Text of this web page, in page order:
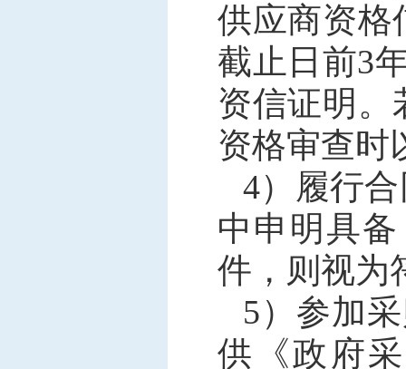
供应商资格
截止日前3
资信证明。
资格审查时
4）履行
中申明具
件，则视为
5）参加
供《政府